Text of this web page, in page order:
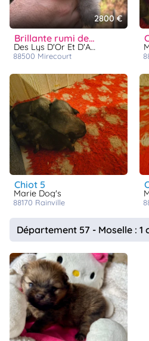
2800 €
brillante rumi des lys d or et d argent
Des Lys D'Or Et D'Argent
88500 mirecourt
chiot 5
Marie Dog's
88170 rainville
Département 57 - Moselle : 1